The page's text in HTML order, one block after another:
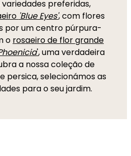
variedades preferidas,
'Blue Eyes', com flores
por um centro púrpura-
o rosaeiro de flor grande
', uma verdadeira
a nossa coleção de
persica, selecionámos as
para o seu jardim.